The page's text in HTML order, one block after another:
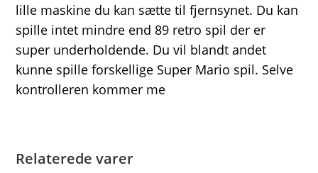
lille maskine du kan sætte til fjernsynet. Du kan
spille intet mindre end 89 retro spil der er
super underholdende. Du vil blandt andet
kunne spille forskellige Super Mario spil. Selve
kontrolleren kommer me
Relaterede varer